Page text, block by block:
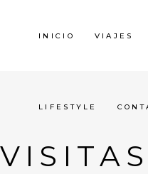
INICIO VIAJES
LIFESTYLE